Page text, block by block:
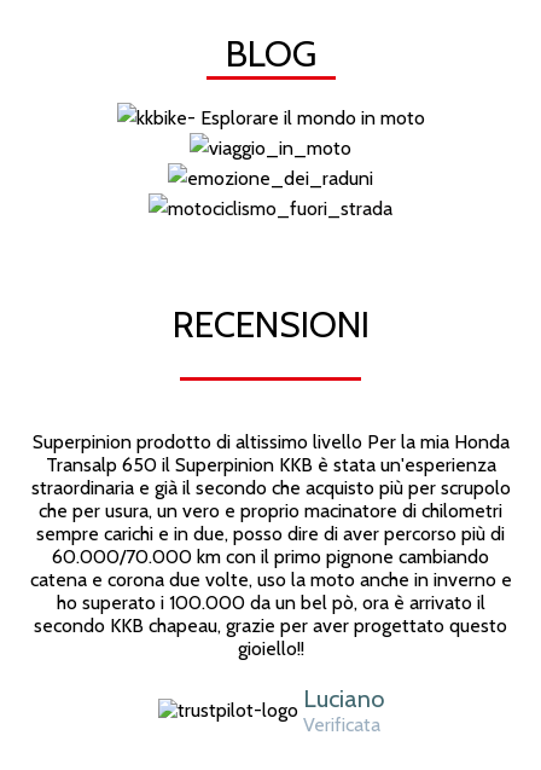
BLOG
LEGGI
LEGGI
LEGGI
LEGGI
RECENSIONI
Superpinion prodotto di altissimo livello Per la mia Honda
Transalp 650 il Superpinion KKB è stata un'esperienza
straordinaria e già il secondo che acquisto più per scrupolo
che per usura, un vero e proprio macinatore di chilometri
sempre carichi e in due, posso dire di aver percorso più di
60.000/70.000 km con il primo pignone cambiando
catena e corona due volte, uso la moto anche in inverno e
ho superato i 100.000 da un bel pò, ora è arrivato il
secondo KKB chapeau, grazie per aver progettato questo
gioiello!!
Luciano
Verificata